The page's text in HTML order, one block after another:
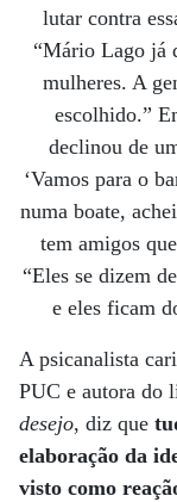
lutar contra
“Mário Lago já
mulheres. A
escolhido.”
declinou de
‘Vamos para o
numa boate,
tem amigos
“Eles se dizem
e eles ficam
A psicanalista
PUC e autora do
desejo, diz que
elaboração da
visto como